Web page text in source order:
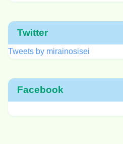
Twitter
Tweets by mirainosisei
Facebook